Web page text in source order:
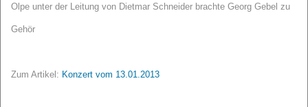
Olpe unter der Leitung von Dietmar Schneider brachte Georg Gebel zu
Gehör
Zum Artikel: Konzert vom 13.01.2013